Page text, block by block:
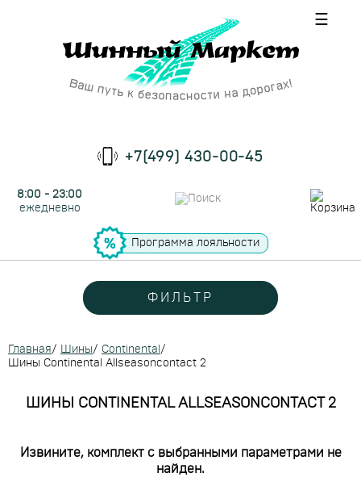
☰
+7(499) 430-00-45
8:00 - 23:00
ежедневно
Программа лояльности
ФИЛЬТР
Главная/ Шины/ Continental /
Шины Continental Allseasoncontact 2
ШИНЫ CONTINENTAL ALLSEASONCONTACT 2
Извините, комплект с выбранными параметрами не
найден.